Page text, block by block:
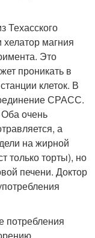
Техасского
магния
Это
проникать в
клеток. В
СРАСС.
очень
а
на жирной
только торты), но
печени. Доктор
потребления